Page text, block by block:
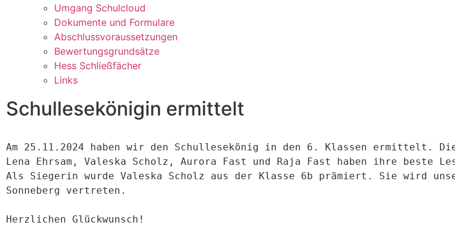
Umgang Schulcloud
Dokumente und Formulare
Abschlussvoraussetzungen
Bewertungsgrundsätze
Hess Schließfächer
Links
Schullesekönigin ermittelt
Am 25.11.2024 haben wir den Schullesekönig in den 6. Klassen ermittelt.
Lena Ehrsam, Valeska Scholz, Aurora Fast und Raja Fast haben ihre beste
Als Siegerin wurde Valeska Scholz aus der Klasse 6b prämiert. Sie wird
Sonneberg vertreten.
Herzlichen Glückwunsch!